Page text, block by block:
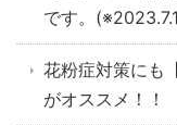
です。
花粉症対策にも
がオススメ！！